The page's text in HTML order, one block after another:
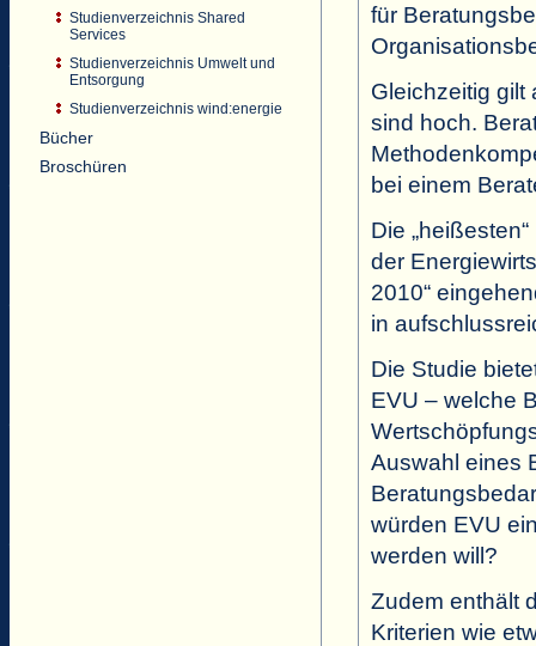
Studienverzeichnis Shared
Services
Studienverzeichnis Umwelt und
Entsorgung
Studienverzeichnis wind:energie
Bücher
Broschüren
für
Gleichzeitig gilt
sind hoch.
bei einem
Die
der
2010“
in
Die Studie
EVU – welche
Auswahl eines
würden EVU
werden will?
Zudem enthält
Kriterien wie